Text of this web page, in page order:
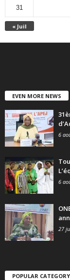
« Juil
31
EVEN MORE NEWS
6
6
27
POPULAR CATEGORY